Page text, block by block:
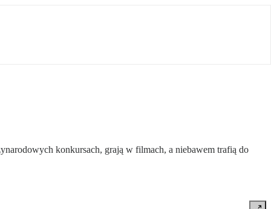
konkursach, grają w filmach, a niebawem trafią do